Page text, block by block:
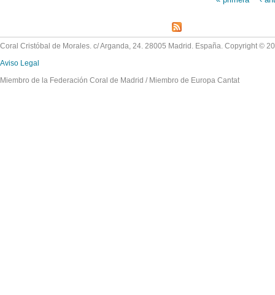
Coral Cristóbal de Morales. c/ Arganda, 24. 28005 Madrid. España. Copyright ©
Aviso Legal
Miembro de la Federación Coral de Madrid / Miembro de Europa Cantat